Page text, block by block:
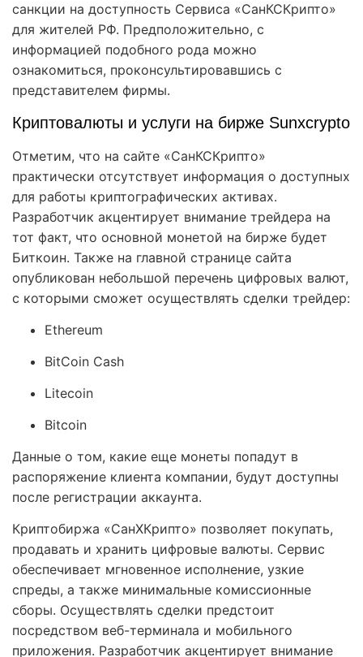
санкции на доступность Сервиса «СанКСКрипто»
для жителей РФ. Предположительно, с
информацией подобного рода можно
ознакомиться, проконсультировавшись с
представителем фирмы.
Криптовалюты и услуги на бирже Sunxcrypto
Отметим, что на сайте «СанКСКрипто»
практически отсутствует информация о доступных
для работы криптографических активах.
Разработчик акцентирует внимание трейдера на
тот факт, что основной монетой на бирже будет
Биткоин. Также на главной странице сайта
опубликован небольшой перечень цифровых валют,
с которыми сможет осуществлять сделки трейдер:
Ethereum
BitCoin Cash
Litecoin
Bitcoin
Данные о том, какие еще монеты попадут в
распоряжение клиента компании, будут доступны
после регистрации аккаунта.
Криптобиржа «СанХКрипто» позволяет покупать,
продавать и хранить цифровые валюты. Сервис
обеспечивает мгновенное исполнение, узкие
спреды, а также минимальные комиссионные
сборы. Осуществлять сделки предстоит
посредством веб-терминала и мобильного
приложения. Разработчик акцентирует внимание